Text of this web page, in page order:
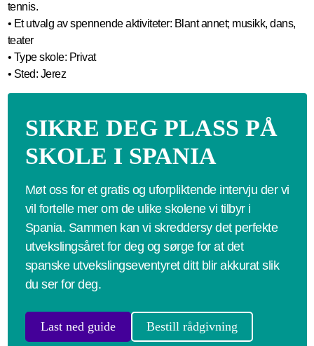
tennis.
• Et utvalg av spennende aktiviteter: Blant annet; musikk, dans,
teater
• Type skole: Privat
• Sted: Jerez
SIKRE DEG PLASS PÅ
SKOLE I SPANIA
Møt oss for et gratis og uforpliktende intervju der vi
vil fortelle mer om de ulike skolene vi tilbyr i
Spania. Sammen kan vi skreddersy det perfekte
utvekslingsåret for deg og sørge for at det
spanske utvekslingseventyret ditt blir akkurat slik
du ser for deg.
Last ned guide Bestill rådgivning